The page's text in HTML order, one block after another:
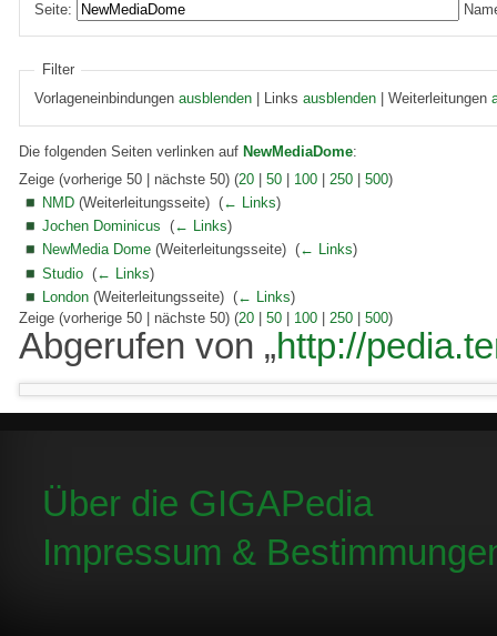
Seite:
Filter
Vorlageneinbindungenausblenden | Linksausblenden | Weiterleitungen
Die folgenden Seiten verlinken auf NewMediaDome:
Zeige (vorherige 50 | nächste 50) (20 50 100 250 500)
NMD (Weiterleitungsseite) ‎(← Links)
Jochen Dominicus ‎(← Links)
NewMedia Dome (Weiterleitungsseite) ‎(← Links)
Studio ‎(← Links)
London (Weiterleitungsseite) ‎(← Links)
Zeige (vorherige 50 | nächste 50) (20 50 100 250 500)
Abgerufen von „http://
Über die GIGAPedia
Impressum &